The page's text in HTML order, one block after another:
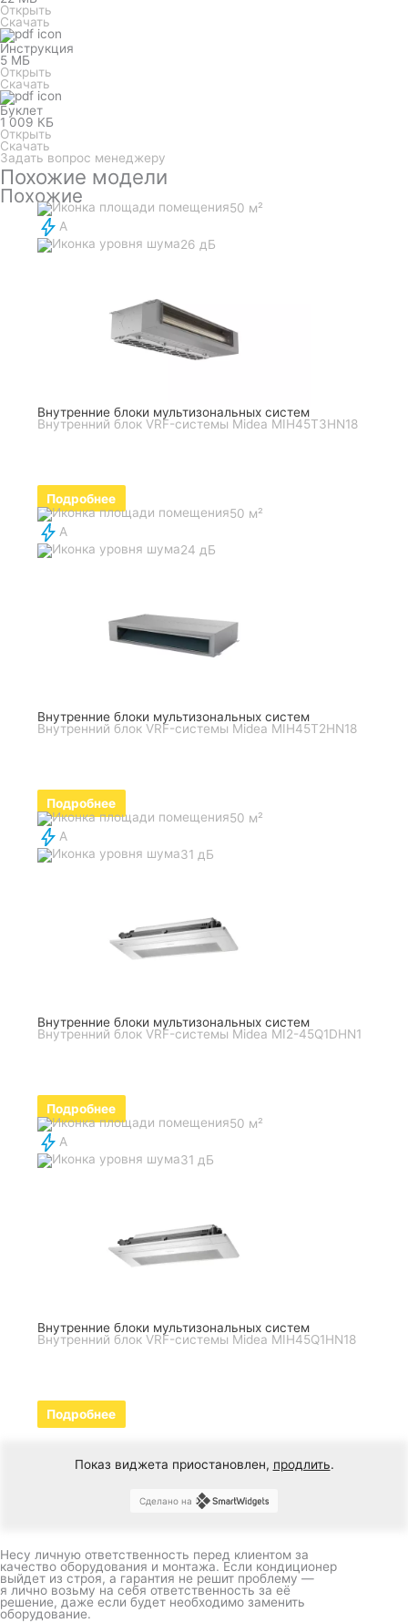
Открыть
Скачать
Инструкция
5 МБ
Открыть
Скачать
Буклет
1 009 КБ
Открыть
Скачать
Задать вопрос менеджеру
Похожие модели
Похожие
50 м²
A
26 дБ
Внутренние блоки мультизональных систем
Внутренний блок VRF-системы Midea MIH45T3HN18
Подробнее
50 м²
A
24 дБ
Внутренние блоки мультизональных систем
Внутренний блок VRF-системы Midea MIH45T2HN18
Подробнее
50 м²
A
31 дБ
Внутренние блоки мультизональных систем
Внутренний блок VRF-системы Midea MI2-45Q1DHN1
Подробнее
50 м²
A
31 дБ
Внутренние блоки мультизональных систем
Внутренний блок VRF-системы Midea MIH45Q1HN18
Подробнее
Показ виджета приостановлен, продлить.
Сделано на
Несу личную ответственность перед клиентом за
качество оборудования и монтажа. Если кондиционер
выйдет из строя, а гарантия не решит проблему —
я лично возьму на себя ответственность за её
решение, даже если будет необходимо заменить
оборудование.